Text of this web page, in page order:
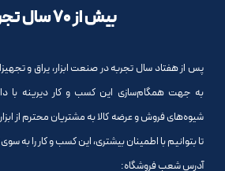
بیش از 70 سال تجربه
پس از هفتاد سال تجربه در صنعت ابزار، یراق و
به جهت همگام‌سازی این کسب و کار دیرینه با
شیوه‌های فروش و عرضه کالا به مشتریان محترم از
تا بتوانیم با اطمینان بیشتری، این کسب و کار را به
آدرس شعب فروشگاه: